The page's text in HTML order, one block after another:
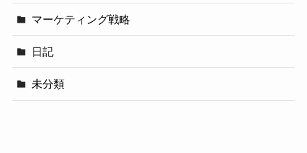
マーケティング戦略
日記
未分類